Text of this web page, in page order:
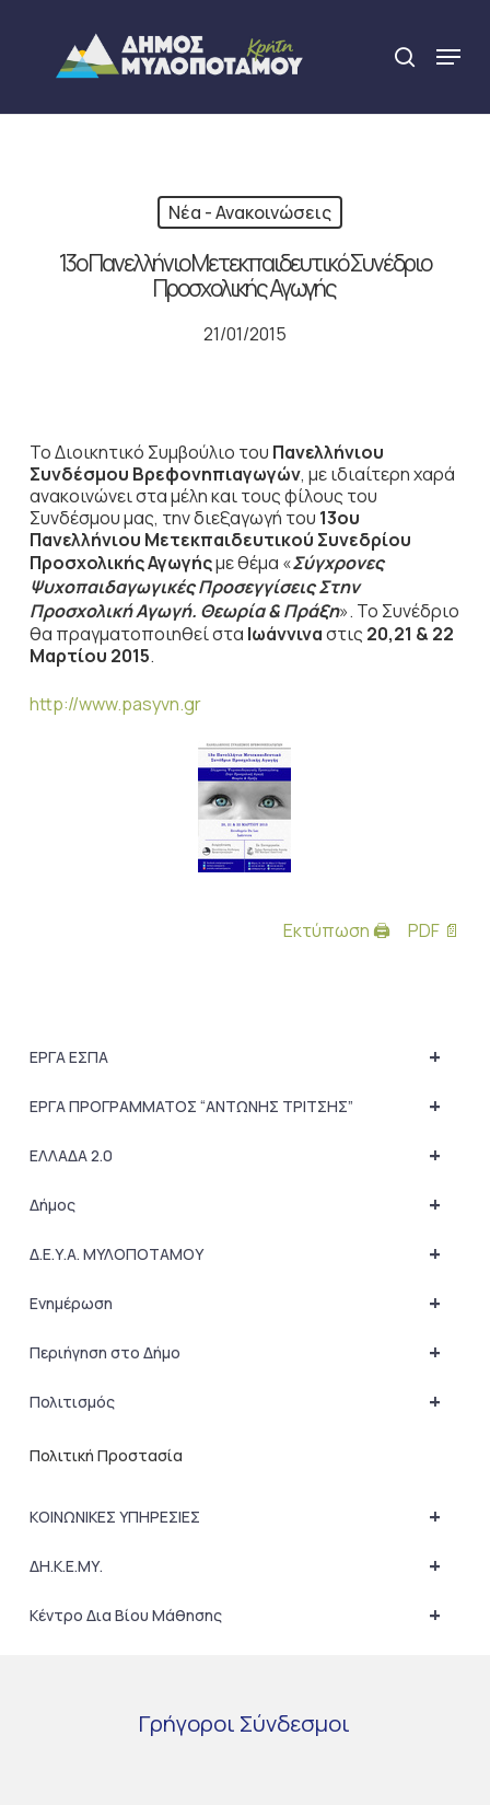
content
search
Menu
Νέα - Ανακοινώσεις
13ο Πανελλήνιο Μετεκπαιδευτικό Συνέδριο
Προσχολικής Αγωγής
21/01/2015
Το Διοικητικό Συμβούλιο του Πανελλήνιου
Συνδέσμου Βρεφονηπιαγωγών, με ιδιαίτερη χαρά
ανακοινώνει στα μέλη και τους φίλους του
Συνδέσμου μας, την διεξαγωγή του 13ου
Πανελλήνιου Μετεκπαιδευτικού Συνεδρίου
Προσχολικής Αγωγήςμε θέμα «Σύγχρονες
Ψυχοπαιδαγωγικές Προσεγγίσεις Στην
Προσχολική Αγωγή. Θεωρία & Πράξη». Το Συνέδριο
θα πραγματοποιηθεί στα Ιωάννιναστις 20,21 & 22
Μαρτίου 2015.
http://www.pasyvn.gr
Εκτύπωση 🖨 PDF 📄
+
ΕΡΓΑ ΕΣΠΑ
+
ΕΡΓΑ ΠΡΟΓΡΑΜΜΑΤΟΣ “ΑΝΤΩΝΗΣ ΤΡΙΤΣΗΣ”
+
ΕΛΛΑΔΑ 2.0
+
Δήμος
+
Δ.Ε.Υ.Α. ΜΥΛΟΠΟΤΑΜΟΥ
+
Ενημέρωση
+
Περιήγηση στο Δήμο
+
Πολιτισμός
Πολιτική Προστασία
+
ΚΟΙΝΩΝΙΚΕΣ ΥΠΗΡΕΣΙΕΣ
+
ΔΗ.Κ.Ε.ΜΥ.
+
Κέντρο Δια Βίου Μάθησης
Γρήγοροι Σύνδεσμοι
Close